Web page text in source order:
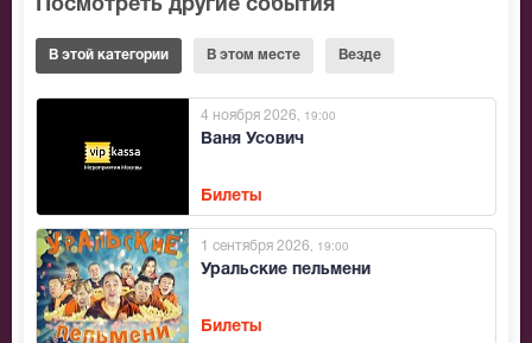
Посмотреть другие события
В этой категории В этом месте Везде
Ваня Усович
4 ноября 2026 , 19:00
Билеты
Уральские пельмени
1 сентября 2026 , 19:00
Билеты